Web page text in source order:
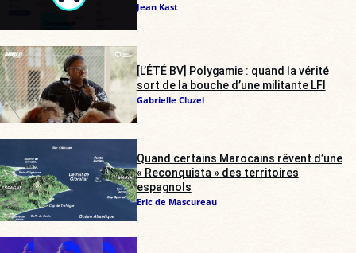
Jean Kast
[L’ÉTÉ BV] Polygamie : quand la vérité
sort de la bouche d’une militante LFI
Gabrielle Cluzel
Quand certains Marocains rêvent d’une
« Reconquista » des territoires
espagnols
Eric de Mascureau